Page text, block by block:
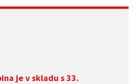
je v skladu s 33.